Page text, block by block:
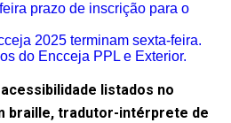
prazo de inscrição para o
2025 terminam sexta-feira.
do Encceja PPL e Exterior.
listados no
braille, tradutor-intérprete de